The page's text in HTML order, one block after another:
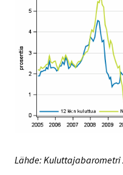
Lähde: Kuluttajabarometri